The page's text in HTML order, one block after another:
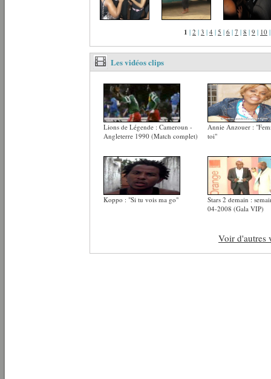
1 | 2 | 3 | 4 | 5 | 6 | 7 | 8 | 9 | 10
Les vidéos clips
Lions de Légende : Cameroun -
Angleterre 1990 (Match complet)
Annie Anzouer :
toi"
Koppo : "Si tu vois ma go"
Stars 2 demain :
04-2008 (Gala VIP)
Voir d'autres